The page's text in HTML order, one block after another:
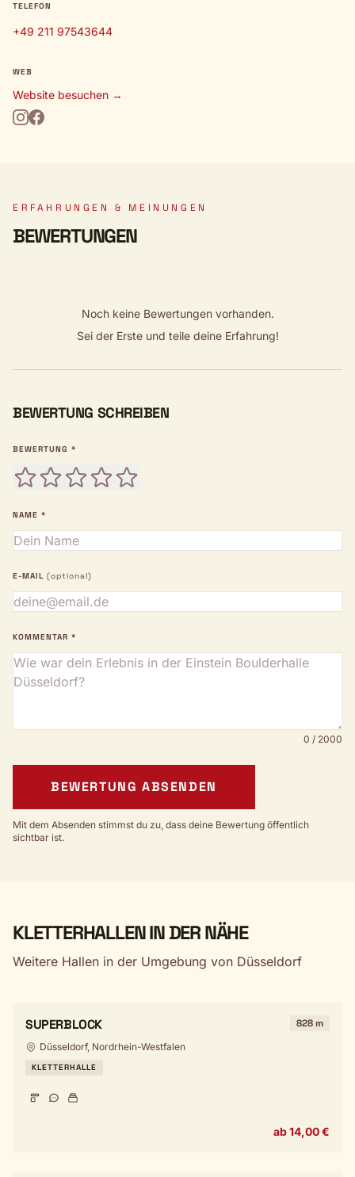
TELEFON
+49 211 97543644
WEB
Website besuchen →
ERFAHRUNGEN & MEINUNGEN
BEWERTUNGEN
Noch keine Bewertungen vorhanden.
Sei der Erste und teile deine Erfahrung!
BEWERTUNG SCHREIBEN
BEWERTUNG *
NAME *
E-MAIL (optional)
KOMMENTAR *
0 / 2000
BEWERTUNG ABSENDEN
Mit dem Absenden stimmst du zu, dass deine Bewertung öffentlich
sichtbar ist.
KLETTERHALLEN IN DER NÄHE
Weitere Hallen in der Umgebung von Düsseldorf
SUPERBLOCK 828 m
Düsseldorf, Nordrhein-Westfalen
KLETTERHALLE
ab 14,00 €